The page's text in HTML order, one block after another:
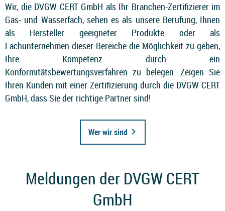
Wir, die DVGW CERT GmbH als Ihr Branchen-Zertifizierer im
Gas- und Wasserfach, sehen es als unsere Berufung, Ihnen
als Hersteller geeigneter Produkte oder als
Fachunternehmen dieser Bereiche die Möglichkeit zu geben,
Ihre Kompetenz durch ein
Konformitätsbewertungsverfahren zu belegen. Zeigen Sie
Ihren Kunden mit einer Zertifizierung durch die DVGW CERT
GmbH, dass Sie der richtige Partner sind!
Wer wir sind
Meldungen der DVGW CERT
GmbH